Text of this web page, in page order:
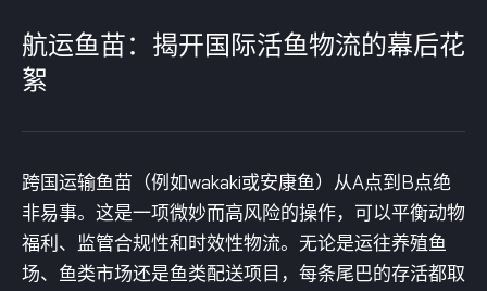
航运鱼苗：揭开国际活鱼物流的幕后花
絮
跨国运输鱼苗（例如wakaki或安康鱼）从A点到B点绝
非易事。这是一项微妙而高风险的操作，可以平衡动物
福利、监管合规性和时效性物流。无论是运往养殖鱼
场、鱼类市场还是鱼类配送项目，每条尾巴的存活都取